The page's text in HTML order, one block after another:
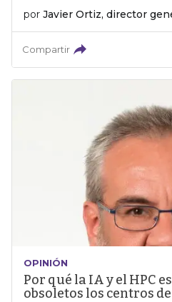
por Javier Ortiz, director
Compartir
OPINIÓN
Por qué la IA y el HPC
obsoletos los centros